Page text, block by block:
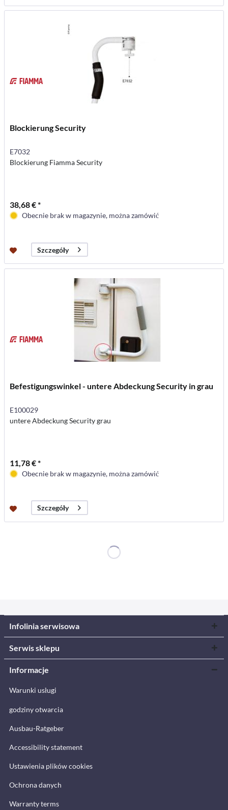
Blockierung Security
E7032
Blockierung Fiamma Security
38,68 € *
Obecnie brak w magazynie, można zamówić
Szczegóły
Befestigungswinkel - untere Abdeckung Security in grau
E100029
untere Abdeckung Security grau
11,78 € *
Obecnie brak w magazynie, można zamówić
Szczegóły
Infolinia serwisowa
Serwis sklepu
Informacje
Warunki usługi
godziny otwarcia
Ausbau-Ratgeber
Accessibility statement
Ustawienia plików cookies
Ochrona danych
Warranty terms